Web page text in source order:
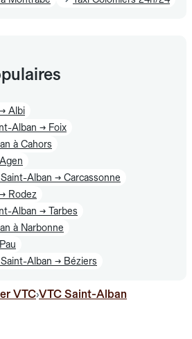
Albi
Alban → Foix
à Cahors
Alban → Carcassonne
Rodez
Alban → Tarbes
à Narbonne
Alban → Béziers
VTC›VTC Saint-Alban